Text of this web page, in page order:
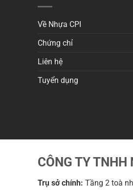
Về Nhựa CPI
Chứng chỉ
Liên hệ
Tuyển dụng
CÔNG TY
Trụ sở chính: Tầng 2 toà